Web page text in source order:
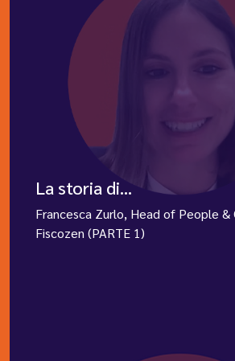
La storia di...
Francesca Zurlo, Head of People &
Fiscozen (PARTE 1)